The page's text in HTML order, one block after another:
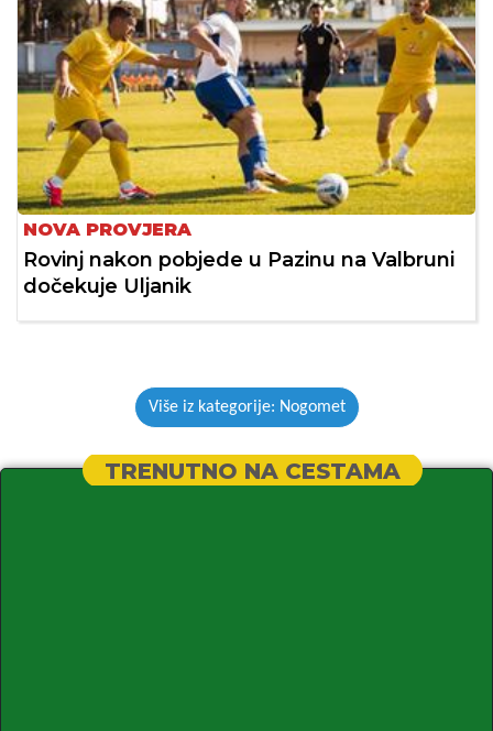
NOVA PROVJERA
Rovinj nakon pobjede u Pazinu na Valbruni
dočekuje Uljanik
Više iz kategorije: Nogomet
TRENUTNO NA CESTAMA